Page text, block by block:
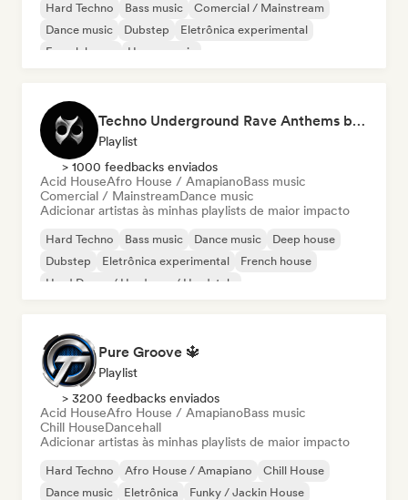
Hard Techno Bass music
Comercial / Mainstream
Dance music
Dubstep
Eletrônica experimental
French house
House music
Techno Underground Rave Anthems by Orphium
Playlist
> 1000 feedbacks enviados
Acid HouseAfro House / AmapianoBass music
Comercial / MainstreamDance music
Adicionar artistas às minhas playlists de maior impacto
Hard Techno Bass music Dance music
Deep house
Dubstep
Eletrônica experimental
French house
Hard Dance / Hardcore / Hardstyle
Pure Groove 🔱
Playlist
> 3200 feedbacks enviados
Acid HouseAfro House / AmapianoBass music
Chill HouseDancehall
Adicionar artistas às minhas playlists de maior impacto
Hard Techno Afro House / Amapiano
Chill House
Dance music
Eletrônica
Funky / Jackin House